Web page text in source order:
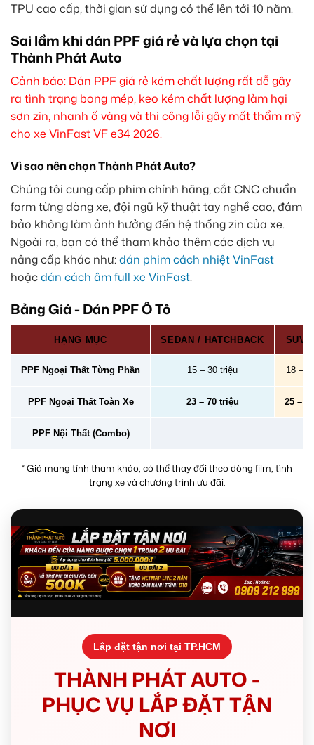
TPU cao cấp, thời gian sử dụng có thể lên tới 10 năm.
Sai lầm khi dán PPF giá rẻ và lựa chọn tại
Thành Phát Auto
Cảnh báo: Dán PPF giá rẻ kém chất lượng rất dễ gây
ra tình trạng bong mép, keo kém chất lượng làm hại
sơn zin, nhanh ố vàng và thi công lỗi gây mất thẩm mỹ
cho xe VinFast VF e34 2026.
Vì sao nên chọn Thành Phát Auto?
Chúng tôi cung cấp phim chính hãng, cắt CNC chuẩn
form từng dòng xe, đội ngũ kỹ thuật tay nghề cao, đảm
bảo không làm ảnh hưởng đến hệ thống zin của xe.
Ngoài ra, bạn có thể tham khảo thêm các dịch vụ
nâng cấp khác như:dán phim cách nhiệt VinFast
hoặcdán cách âm full xe VinFast.
Bảng Giá - Dán PPF Ô Tô
HẠNG MỤC SEDAN / HATCHBACK SUV
PPF Ngoại Thất Từng Phần 15 – 30 triệu 18 –
PPF Ngoại Thất Toàn Xe 23 – 70 triệu 25 –
PPF Nội Thất (Combo)
* Giá mang tính tham khảo, có thể thay đổi theo dòng film, tình
trạng xe và chương trình ưu đãi.
Lắp đặt tận nơi tại TP.HCM
THÀNH PHÁT AUTO -
PHỤC VỤ LẮP ĐẶT TẬN
NƠI